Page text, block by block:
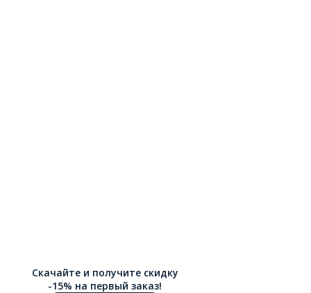
Скачайте и получите скидку
-15% на первый заказ!